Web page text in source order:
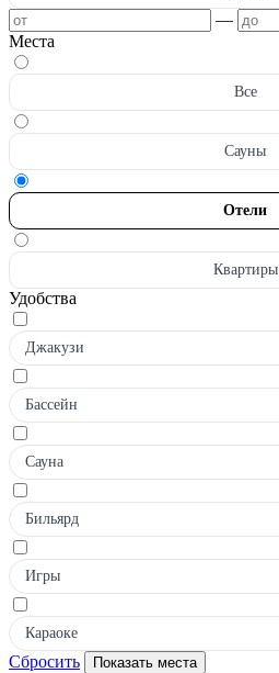
—
Места
Все
Сауны
Отели
Квартиры
Удобства
Джакузи
Бассейн
Сауна
Бильярд
Игры
Караоке
Сбросить Показать места